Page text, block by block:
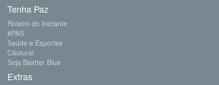
Tenha Paz
Roteiro do Iniciante
#PAS
Saúde e Esportes
Cãotural
Seja Bastter Blue
Extras